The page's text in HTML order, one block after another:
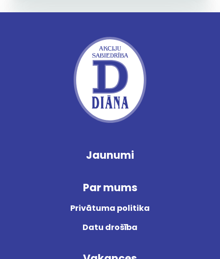
Jaunumi
Par mums
Privātuma politika
Datu drošība